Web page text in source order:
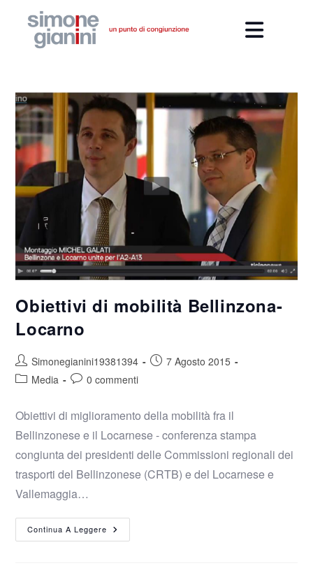
Obiettivi di mobilità Bellinzona-
Locarno
Simonegianini19381394
7 Agosto 2015
Media
0 commenti
Obiettivi di miglioramento della mobilità fra il
Bellinzonese e il Locarnese - conferenza stampa
congiunta dei presidenti delle Commissioni regionali dei
trasporti del Bellinzonese (CRTB) e del Locarnese e
Vallemaggia…
Continua A Leggere